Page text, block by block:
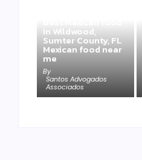
in Wildwood,
Sumter County, FL
Mexican food near
me
By
Santos Advogados
Associados